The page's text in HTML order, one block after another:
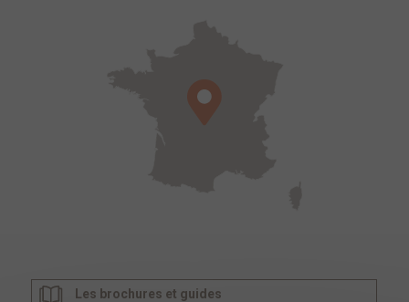
Les brochures et guides